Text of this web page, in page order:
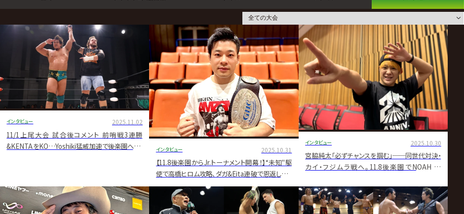
グ・
公
式
サ
イ
ト
インタビュー 2025.11.02
11/1上尾大会 試合後コメント 前哨戦3連勝
&KENTAをKO…Yoshiki猛威加速で後楽園へ「ミ
インタビュー 2025.10.31
【11.8後楽園からJr.トーナメント開幕！】“未知"駆
使で高橋ヒロム攻略､ダガ&Eita連破で恩返しVの
青写真も ジュニアGPへ小田嶋大樹インタビュー
インタビュー 2025.10.30
宮脇純太「必ずチャンスを掴む」──同世代対決・
カイ・フジムラ戦へ。11.8後楽園でNOAH Jr.